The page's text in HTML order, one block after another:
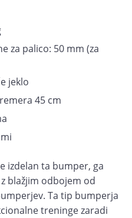
za palico: 50 mm (za
jeklo
45 cm
izdelan ta bumper, ga
blažjim odbojem od
Ta tip bumperja
treninge zaradi